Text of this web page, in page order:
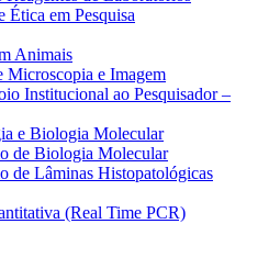
Ética em Pesquisa
Animais
Microscopia e Imagem
Institucional ao Pesquisador –
e Biologia Molecular
de Biologia Molecular
de Lâminas Histopatológicas
(Real Time PCR)